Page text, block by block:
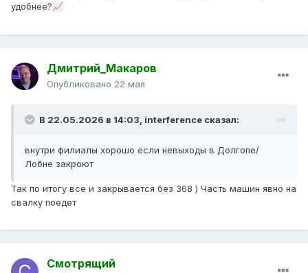
удобнее? 📈
Дмитрий_Макаров
Опубликовано 22 мая
В 22.05.2026 в 14:03, interference сказал:
внутри филиалы хорошо если невыходы в Долгопе/
Лобне закроют
Так по итогу все и закрывается без 368 ) Часть машин явно на
свалку поедет
Смотрящий